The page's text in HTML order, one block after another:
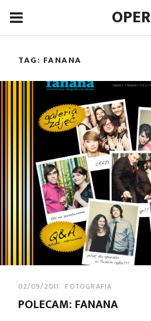
OPER
TAG: FANANA
02/09/2011 FOTOGRAFIA
POLECAM: FANANA